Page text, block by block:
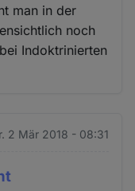
man in der
noch
Indoktrinierten
2 Mär 2018 - 08:31